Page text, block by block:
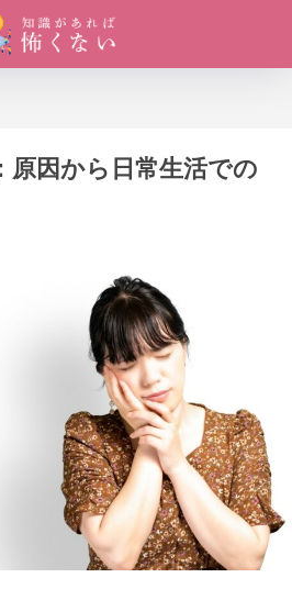
原因から日常生活での